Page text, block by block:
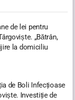
de lei pentru
„Bătrân,
la domiciliu
de Boli Infecțioase
Investiție de